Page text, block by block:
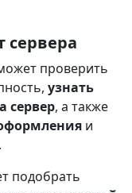
проверить
узнать
сервер, а также
и
.
подобрать